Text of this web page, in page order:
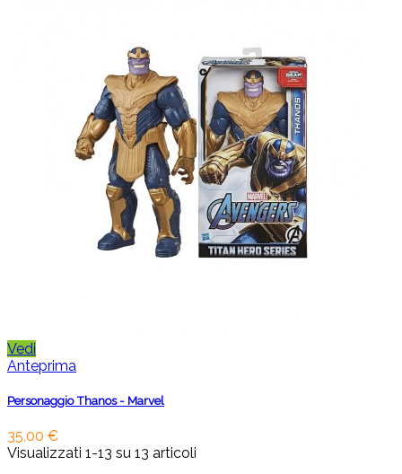
Vedi
Anteprima
Personaggio Thanos - Marvel
35,00 €
Visualizzati 1-13 su 13 articoli